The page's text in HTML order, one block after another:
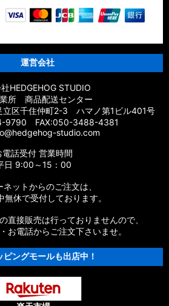
運営会社
HEDGEHOG STUDIO
所 商品配送センター
区千住仲町2-3 ハマノ第1ビル401号
9790 FAX:050-3488-4381
studio.com
電話受付 営業時間
日 9:00～15：00
ネットからのご注文は、
無休で受付しております。
直接販売は行っておりませんので、
お電話からご注文下さいませ。
ングモールも出店中！